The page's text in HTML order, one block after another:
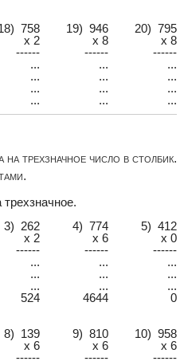
758 19) 946
20) 795
x 2 x 8
x 8
------ ------
------
... ...
...
... ...
...
... ...
...
... ... ...
трехзначное число в столбик.
3) 262 4) 774
5) 412
x 2 x 6
x 0
------ ------
------
... ...
...
... ...
...
... ...
...
524 4644 0
8) 139 9) 810
10) 958
x 6 x 6
x 6
------ ------
------